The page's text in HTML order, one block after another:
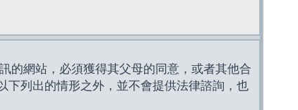
的網站，必須獲得其父母的同意，或者其他合
下列出的情形之外，並不會提供法律諮詢，也